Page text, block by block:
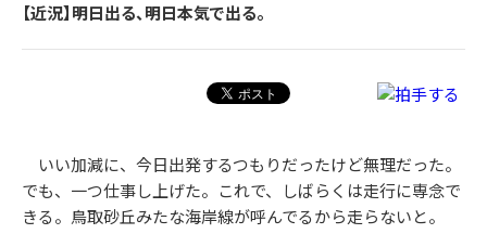
【近況】明日出る、明日本気で出る。
いい加減に、今日出発するつもりだったけど無理だった。
でも、一つ仕事し上げた。これで、しばらくは走行に専念で
きる。鳥取砂丘みたな海岸線が呼んでるから走らないと。